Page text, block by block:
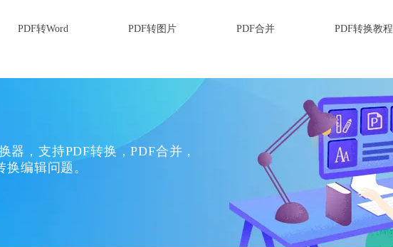
PDF转Word PDF转图片 PDF合并 PDF转换教程
器，支持PDF转换，PDF合并，
编辑问题。